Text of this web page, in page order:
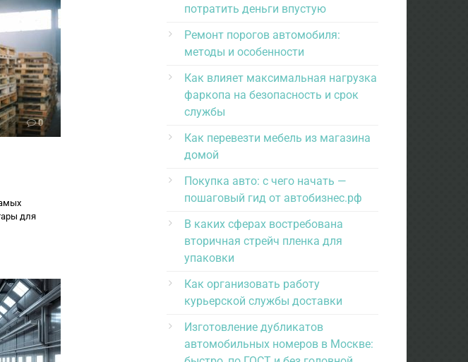
0
для
потратить деньги впустую
Ремонт порогов автомобиля:
методы и особенности
Как влияет максимальная нагрузка
фаркопа на безопасность и срок
службы
Как перевезти мебель из магазина
домой
Покупка авто: с чего начать —
пошаговый гид от автобизнес.рф
В каких сферах востребована
вторичная стрейч пленка для
упаковки
Как организовать работу
курьерской службы доставки
Изготовление дубликатов
автомобильных номеров в Москве: